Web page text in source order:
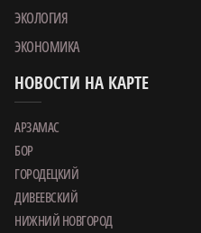
ЭКОЛОГИЯ
ЭКОНОМИКА
НОВОСТИ НА КАРТЕ
АРЗАМАС
БОР
ГОРОДЕЦКИЙ
ДИВЕЕВСКИЙ
НИЖНИЙ НОВГОРОД